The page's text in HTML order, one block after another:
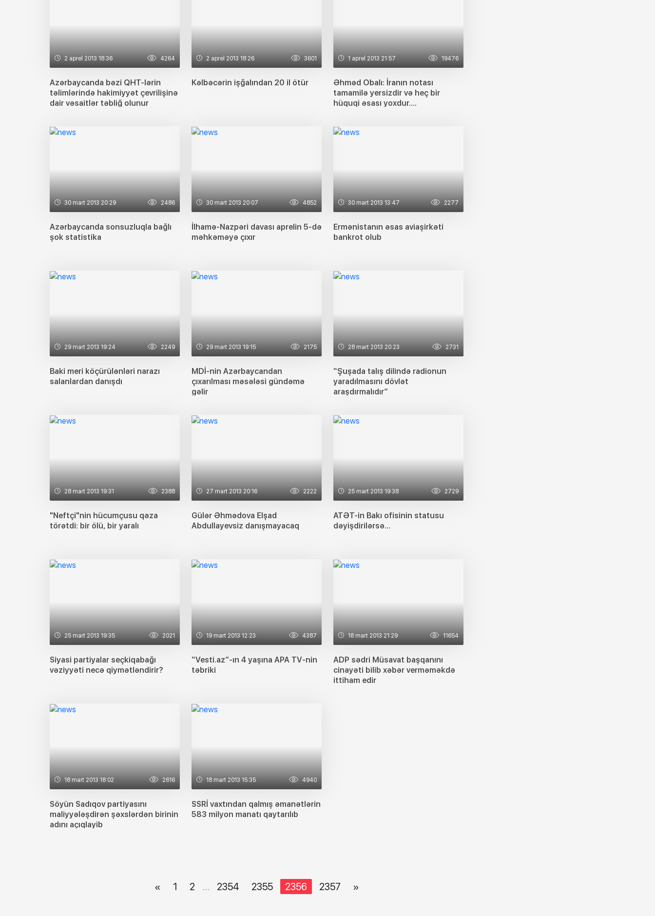
2 aprel 2013 18:36 4264
Azərbaycanda bəzi QHT-lərin
təlimlərində hakimiyyət çevrilişinə
dair vəsaitlər təbliğ olunur
2 aprel 2013 18:26 3601
Kəlbəcərin işğalından 20 il ötür
1 aprel 2013 21:57 19476
Əhməd Obalı: İranın notası
tamamilə yersizdir və heç bir
hüquqi əsası yoxdur....
30 mart 2013 20:29 2486
Azərbaycanda sonsuzluqla bağlı
şok statistika
30 mart 2013 20:07 4852
İlhamə-Nazpəri davası aprelin 5-də
məhkəməyə çıxır
30 mart 2013 13:47 2277
Ermənistanın əsas aviaşirkəti
bankrot olub
29 mart 2013 19:24 2249
Baki meri köçürülənləri narazı
salanlardan danışdı
29 mart 2013 19:15 2175
MDİ-nin Azərbaycandan
çıxarılması məsələsi gündəmə
gəlir
28 mart 2013 20:23 2731
“Şuşada talış dilində radionun
yaradılmasını dövlət
araşdırmalıdır”
28 mart 2013 19:31 2388
"Neftçi"nin hücumçusu qəza
törətdi: bir ölü, bir yaralı
27 mart 2013 20:16 2222
Gülər Əhmədova Elşad
Abdullayevsiz danışmayacaq
25 mart 2013 19:38 2729
ATƏT-in Bakı ofisinin statusu
dəyişdirilərsə...
25 mart 2013 19:35 2021
Siyasi partiyalar seçkiqabağı
vəziyyəti necə qiymətləndirir?
19 mart 2013 12:23 4387
“Vesti.az”-ın 4 yaşına APA TV-nin
təbriki
18 mart 2013 21:29 11654
ADP sədri Müsavat başqanını
cinayəti bilib xəbər verməməkdə
ittiham edir
18 mart 2013 18:02 2616
Söyün Sadıqov partiyasını
maliyyələşdirən şəxslərdən birinin
adını açıqlayib
18 mart 2013 15:35 4940
SSRİ vaxtından qalmış əmanətlərin
583 milyon manatı qaytarılıb
« 1 2 ... 2354 2355 2356 2357 »